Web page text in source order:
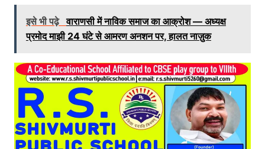
इसे भी पढ़े वाराणसी में नाविक समाज का आक्रोश — अध्यक्ष
प्रमोद माझी 24 घंटे से आमरण अनशन पर, हालत नाज़ुक